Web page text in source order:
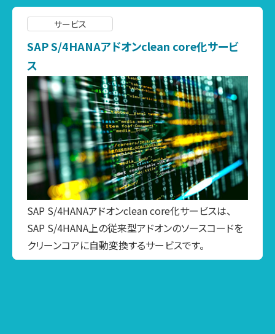
SAP S/4HANAアドオンclean core化サービ
ス
サービス
SAP S/4HANAアドオンclean core化サービスは、
SAP S/4HANA上の従来型アドオンのソースコードを
クリーンコアに自動変換するサービスです。